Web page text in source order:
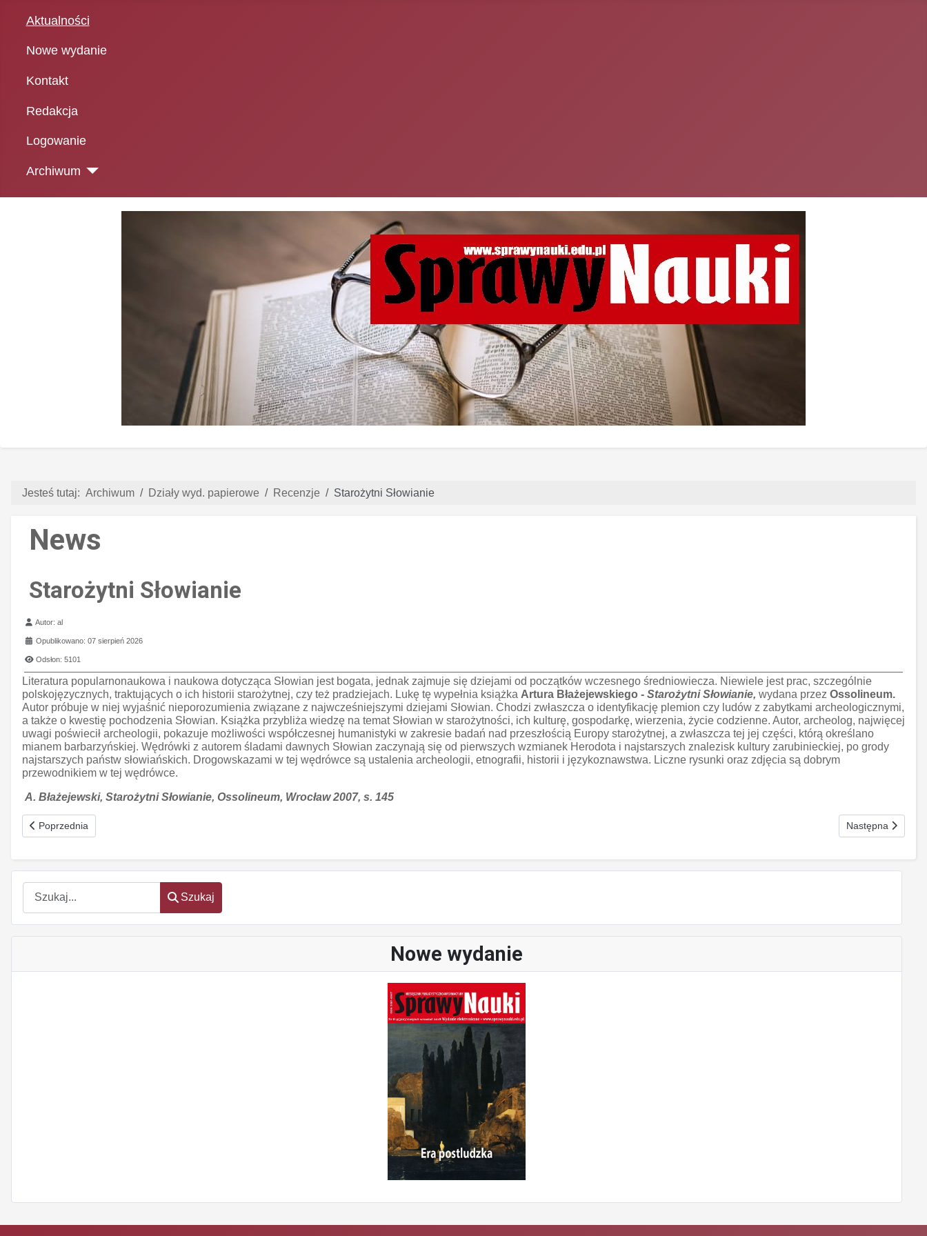
Aktualności
Nowe wydanie
Kontakt
Redakcja
Logowanie
Archiwum
Szukaj
Szukaj
Nowe wydanie
Jesteś tutaj: Archiwum Działy wyd. papierowe Recenzje Starożytni Słowianie
News
Starożytni Słowianie
Szczegóły
Autor:al
Opublikowano: 07 sierpień 2026
Odsłon: 5101
Literatura popularnonaukowa i naukowa dotycząca Słowian jest bogata, jednak zajmuje się dziejami od początków wczesnego średniowiecza. Niewiele jest prac, szczególnie
polskojęzycznych, traktujących o ich historii starożytnej, czy też pradziejach. Lukę tę wypełnia książka Artura Błażejewskiego - Starożytni Słowianie, wydana przez Ossolineum.
Autor próbuje w niej wyjaśnić nieporozumienia związane z najwcześniejszymi dziejami Słowian. Chodzi zwłaszcza o identyfikację plemion czy ludów z zabytkami archeologicznymi,
a także o kwestię pochodzenia Słowian. Książka przybliża wiedzę na temat Słowian w starożytności, ich kulturę, gospodarkę, wierzenia, życie codzienne. Autor, archeolog, najwięcej
uwagi poświecił archeologii, pokazuje możliwości współczesnej humanistyki w zakresie badań nad przeszłością Europy starożytnej, a zwłaszcza tej jej części, którą określano
mianem barbarzyńskiej. Wędrówki z autorem śladami dawnych Słowian zaczynają się od pierwszych wzmianek Herodota i najstarszych znalezisk kultury zarubinieckiej, po grody
najstarszych państw słowiańskich. Drogowskazami w tej wędrówce są ustalenia archeologii, etnografii, historii i językoznawstwa. Liczne rysunki oraz zdjęcia są dobrym
przewodnikiem w tej wędrówce.
A. Błażejewski, Starożytni Słowianie, Ossolineum, Wrocław 2007, s. 145
Poprzednia strona: Szekspir w Polsce
Poprzednia Następna strona:
Następna